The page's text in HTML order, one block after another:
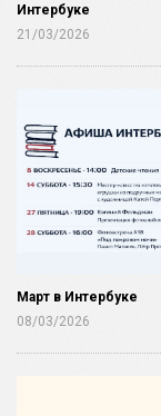
Интербуке
21/03/2026
Март в Интербуке
08/03/2026